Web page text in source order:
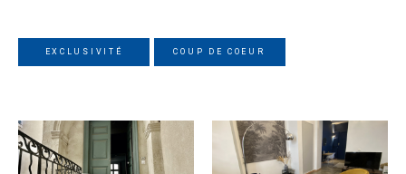
EXCLUSIVITÉ COUP DE COEUR